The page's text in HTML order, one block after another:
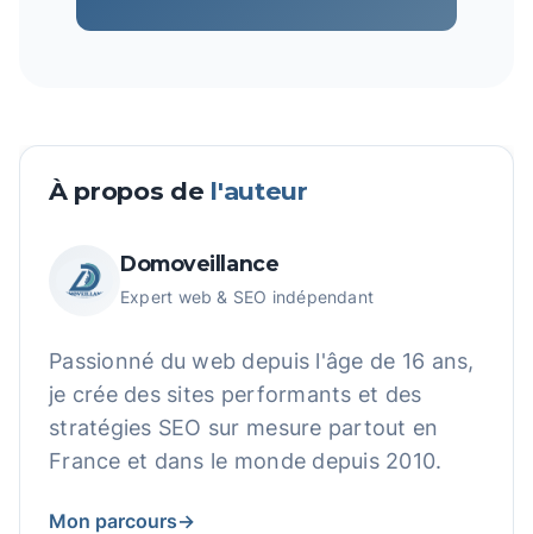
À propos de l'auteur
Domoveillance
Expert web & SEO indépendant
Passionné du web depuis l'âge de 16 ans,
je crée des sites performants et des
stratégies SEO sur mesure partout en
France et dans le monde depuis 2010.
Mon parcours→